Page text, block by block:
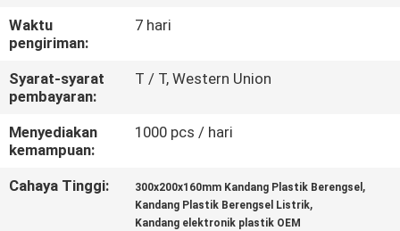
HUBUNGI
KAMI
PENAWARAN
SHOPPING ONLINE
Waktu
pengiriman:
7 hari
Syarat-syarat
pembayaran:
T / T, Western Union
Menyediakan
kemampuan:
1000 pcs / hari
Cahaya Tinggi: 300x200x160mm Kandang Plastik Berengsel ,
Kandang Plastik Berengsel Listrik,
Kandang elektronik plastik OEM